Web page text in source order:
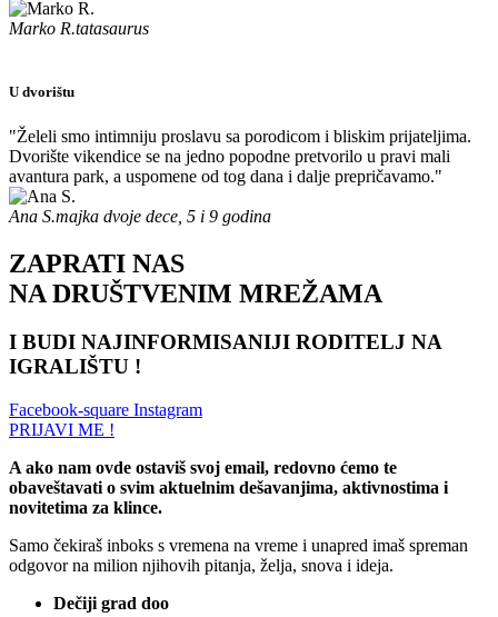
Marko R.tatasaurus
U dvorištu
"Želeli smo intimniju proslavu sa porodicom i bliskim prijateljima.
Dvorište vikendice se na jedno popodne pretvorilo u pravi mali
avantura park, a uspomene od tog dana i dalje prepričavamo."
Ana S.majka dvoje dece, 5 i 9 godina
ZAPRATI NAS
NA DRUŠTVENIM MREŽAMA
I BUDI NAJINFORMISANIJI RODITELJ NA
IGRALIŠTU !
Facebook-square Instagram
PRIJAVI ME !
A ako nam ovde ostaviš svoj email, redovno ćemo te
obaveštavati o svim aktuelnim dešavanjima, aktivnostima i
novitetima za klince.
Samo čekiraš inboks s vremena na vreme i unapred imaš spreman
odgovor na milion njihovih pitanja, želja, snova i ideja.
Dečiji grad doo